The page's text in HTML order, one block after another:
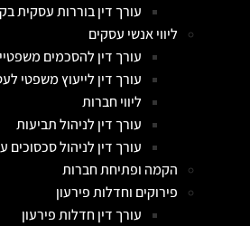
עורך דין בוררות עסקית
ליווי אנשי עסקים
עורך דין להסכמים
עורך דין לייעוץ משפטי
ליווי חברות
עורך דין לניהול תביעות
עורך דין לניהול סכסוכים
הקמה ופתיחת חברות
פירוקים וחדלות פירעון
עורך דין חדלות פירעון